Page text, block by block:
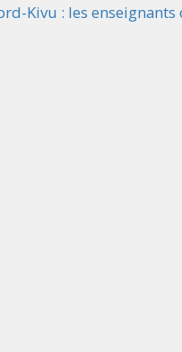
Kivu : les